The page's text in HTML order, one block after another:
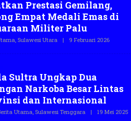
A
S
.
C
O
Prestasi Gemilang,
Empat Medali Emas di
Militer Palu
, Sulawesi Utara | 9 Februari 2026O
E
A
C
Sultra Ungkap Dua
Narkoba Besar Lintas
dan Internasional
Utama, Sulawesi Tenggara | 19 Mei 2025